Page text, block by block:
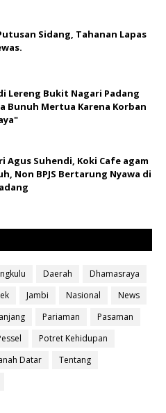
Sidang, Tahanan Lapas
Lereng Bukit Nagari Padang
Bunuh Mertua Karena Korban
Agus Suhendi, Koki Cafe agam
Non BPJS Bertarung Nyawa di
Daerah
Dhamasraya
Jambi Nasional
News
Pariaman
Pasaman
Potret Kehidupan
Datar
Tentang